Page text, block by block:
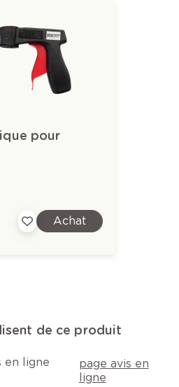
pour
Achat
de ce produit
en ligne
page avis en
ligne